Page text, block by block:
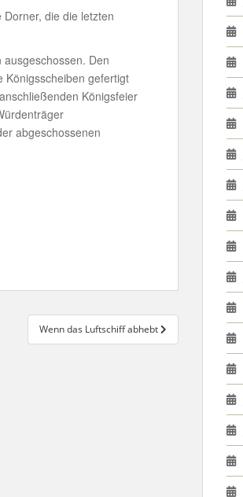
die die letzten
Den
Königsscheiben gefertigt
Königsfeier
abgeschossenen
Wenn das Luftschiff abhebt